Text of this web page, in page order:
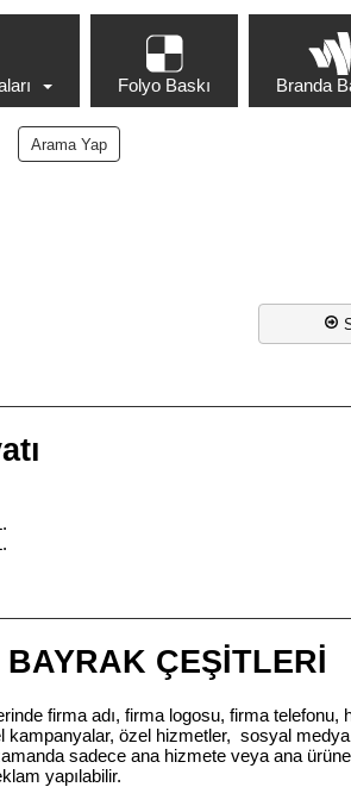
Folyo Baskı Branda
ÇEŞİTLERİ
firma adı, firma logosu, firma telefonu,
kampanyalar, özel hizmetler, sosyal
sadece ana hizmete veya ana
yapılabilir.